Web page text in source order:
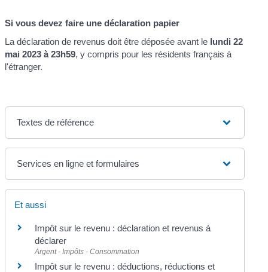
Si vous devez faire une déclaration papier
La déclaration de revenus doit être déposée avant le lundi 22
mai 2023 à 23h59, y compris pour les résidents français à
l'étranger.
Textes de référence
Services en ligne et formulaires
Et aussi
Impôt sur le revenu : déclaration et revenus à
déclarer
Argent - Impôts - Consommation
Impôt sur le revenu : déductions, réductions et